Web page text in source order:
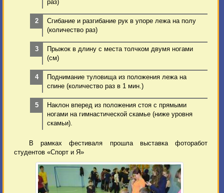
раз)
Сгибание и разгибание рук в упоре лежа на полу
(количество раз)
Прыжок в длину с места толчком двумя ногами
(см)
Поднимание туловища из положения лежа на
спине (количество раз в 1 мин.)
Наклон вперед из положения стоя с прямыми
ногами на гимнастической скамье (ниже уровня
скамьи).
В рамках фестиваля прошла выставка фоторабот
студентов «Спорт и Я»